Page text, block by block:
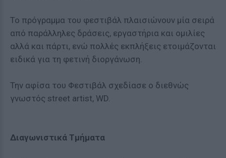
Το πρόγραμμα του φεστιβάλ πλαισιώνουν μία σειρά
από παράλληλες δράσεις, εργαστήρια και ομιλίες
αλλά και πάρτι, ενώ πολλές εκπλήξεις ετοιμάζονται
ειδικά για τη φετινή διοργάνωση.
Την αφίσα του Φεστιβάλ σχεδίασε ο διεθνώς
γνωστός street artist, WD.
Διαγωνιστικά Τμήματα